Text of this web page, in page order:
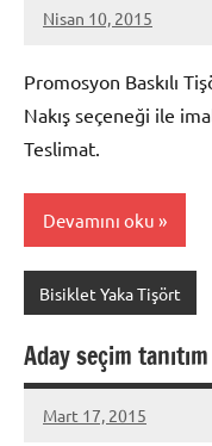
Nisan 10, 2015
metindonmez
Promosyon Baskılı
Nakış seçeneği ile
Teslimat.
Devamını oku
Bisiklet Yaka Tişört
Aday seçim
Mart 17, 2015
metindonmez